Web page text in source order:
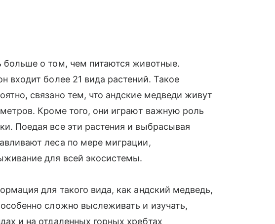
больше о том, чем питаются животные.
входит более 21 вида растений. Такое
связано тем, что андские медведи живут
Кроме того, они играют важную роль
Поедая все эти растения и выбрасывая
леса по мере миграции,
для всей экосистемы.
для такого вида, как андский медведь,
сложно выслеживать и изучать,
и на отдаленных горных хребтах